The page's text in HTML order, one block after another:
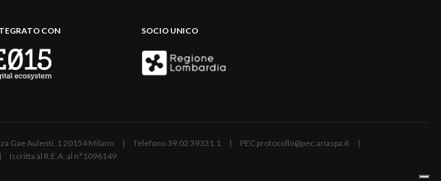
CON SOCIO UNICO
Gae Aulenti, 1 20154 Milano | Telefono 39.02 39331.1 | PEC protocollo@pec.ariaspa.it |
al R.E.A. al n°1096149.